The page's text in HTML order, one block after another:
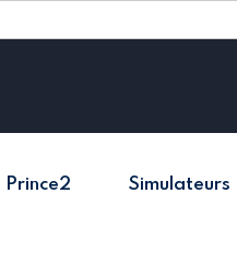
Prince2 Simulateurs
Sign up